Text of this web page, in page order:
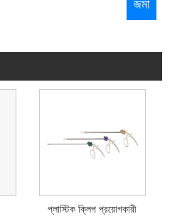
প্লাস্টিক ক্লিপ প্রয়োগকারী